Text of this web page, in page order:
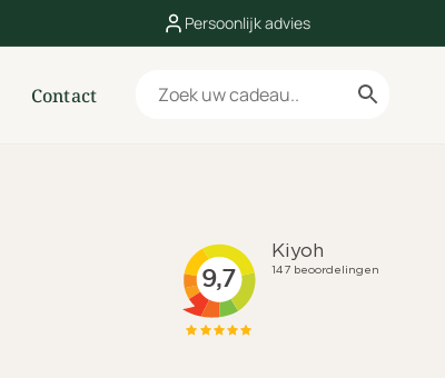
Persoonlijk advies
Contact